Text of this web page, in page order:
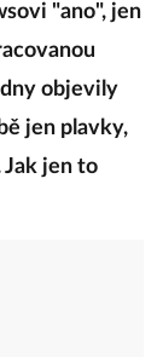
"ano", jen
objevily
jen plavky,
Jak jen to